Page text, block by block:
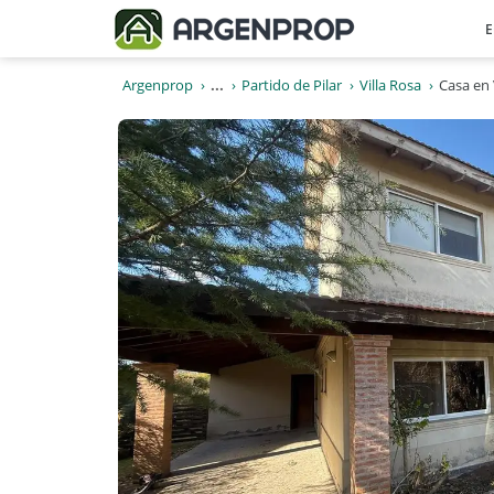
Argenprop ... Partido de Pilar Villa Rosa Casa en